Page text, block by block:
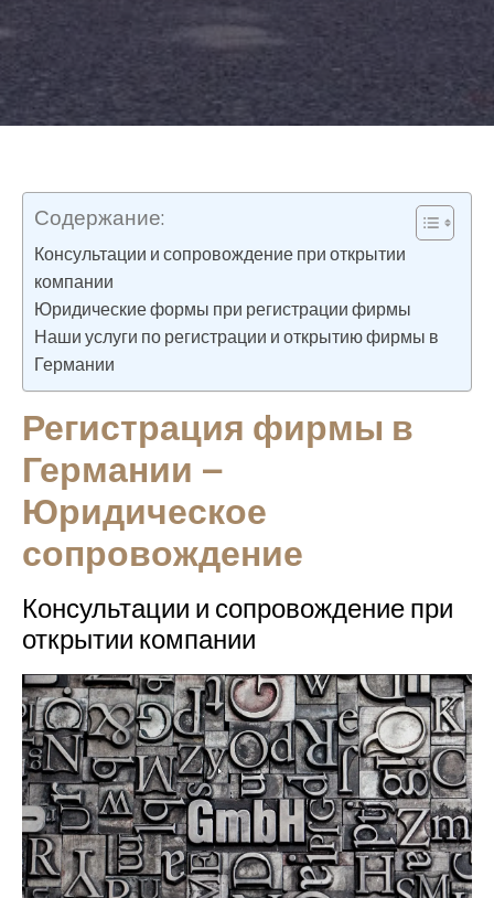
Содержание:
Консультации и сопровождение при открытии
компании
Юридические формы при регистрации фирмы
Наши услуги по регистрации и открытию фирмы в
Германии
Регистрация фирмы в
Германии –
Юридическое
сопровождение
Консультации и сопровождение при
открытии компании